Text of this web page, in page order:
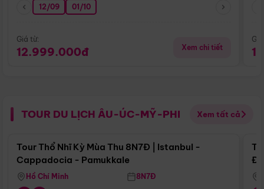
12/09 01/10
Giá từ:
12.999.000đ Xem chi tiết
TOUR DU LỊCH ÂU-ÚC-MỸ-PHI Xem tất cả
Điểm nổi bật
Tour Thổ Nhĩ Kỳ Mùa Thu 8N7Đ | Istanbul -
Cappadocia - Pamukkale
Hồ Chí Minh 8N7Đ